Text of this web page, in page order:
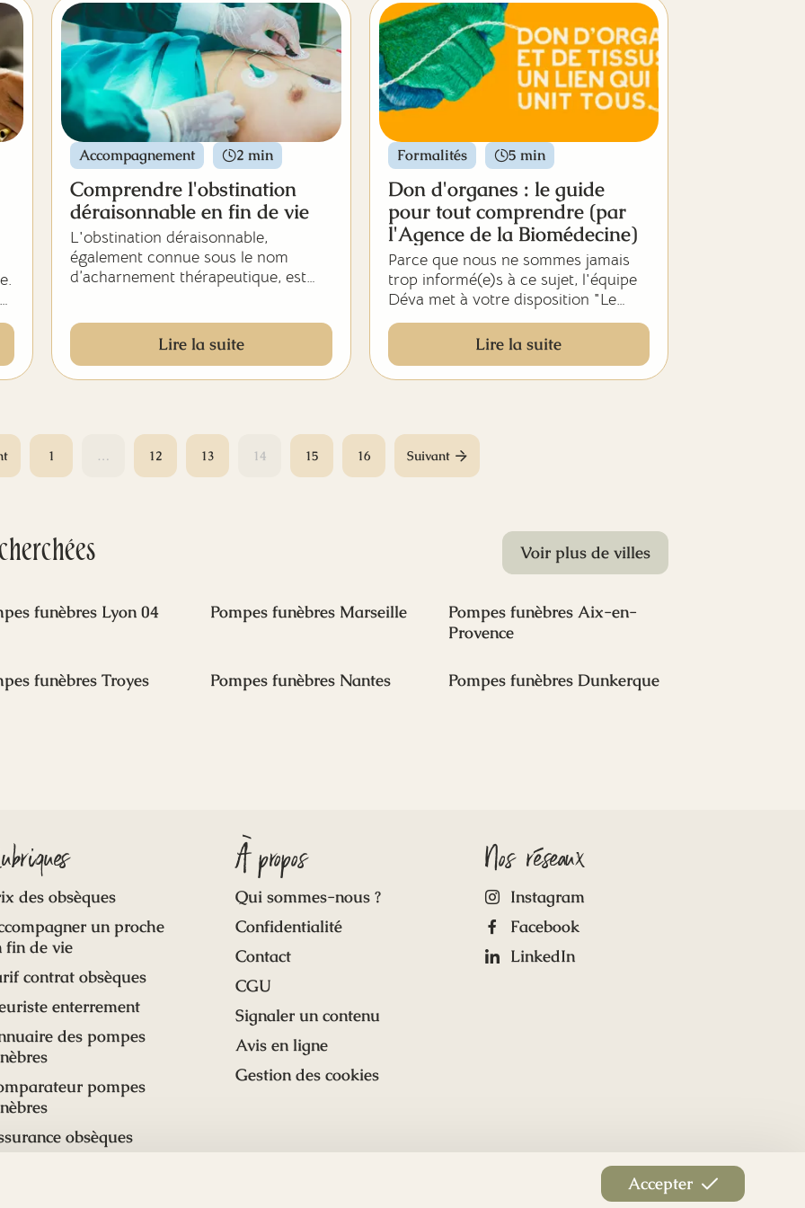
recherche scientifique.
Ce don est complémentaire à celui
des organes, qui permet de sauver
des vies par le biais des greffes
d’organes, et s’inscrit dans une
solidarité post-mortem.
Accompagnement 2 min
Comprendre l'obstination
déraisonnable en fin de vie
L'obstination déraisonnable,
également connue sous le nom
d’acharnement thérapeutique, est
discussions au sein de la
communauté médicale, éthique et
législative.
de plus près ce concept, ses
implications et les défis qu’il pose
pour les patients en fin de vie, leurs
Lire la suite
Formalités 5 min
Don d'organes : le guide
pour tout comprendre (par
l'Agence de la Biomédecine)
Parce que nous ne sommes jamais
trop informé(e)s à ce sujet, l'équipe
Déva met à votre disposition "Le
guide pour tout comprendre" sur le
don d'organes, réalisé par l'Agence
de la biomédecine.
Lire la suite
1 … 12 13 14(current)15 16 Suivant
funèbres Lyon 04 Pompes funèbres Marseille
Pompes funèbres Aix-en-
Provence
funèbres Troyes Pompes funèbres Nantes Pompes funèbres Dunkerque
Voir plus de villes
des obsèques
un proche
fin de vie
contrat obsèques
enterrement
des pompes
pompes
obsèques
À propos
Qui sommes-nous ?
Confidentialité
Contact
CGU
Signaler un contenu
Avis en ligne
Gestion des cookies
Nos réseaux
Instagram
Facebook
LinkedIn
Accepter